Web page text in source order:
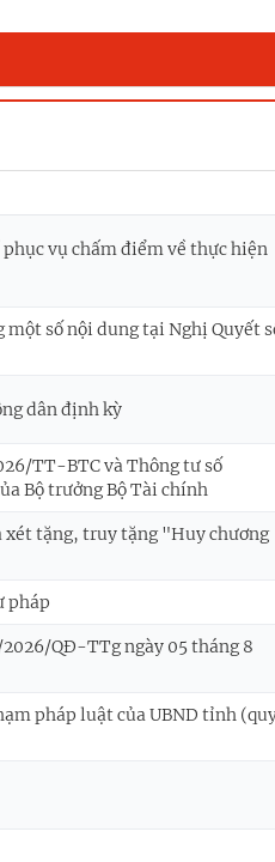
vụ chấm điểm về thực hiện
một số nội dung tại Nghị Quyết
dân định kỳ
TT-BTC và Thông tư số
Bộ trưởng Bộ Tài chính
xét tặng, truy tặng "Huy chương
pháp
QĐ-TTg ngày 05 tháng 8
pháp luật của UBND tỉnh